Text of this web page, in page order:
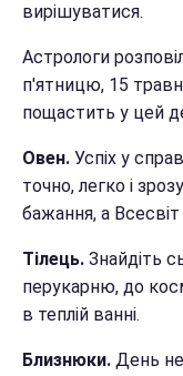
вирішуватися.
Астрологи
п'ятницю, 15
пощастить у цей
Овен. Успіх у
точно, легко і
бажання, а
Тілець. Знайдіть
перукарню, до
в теплій ванні.
Близнюки. День